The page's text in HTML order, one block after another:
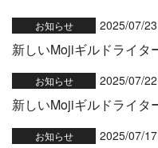
お知らせ 2025/07/23
新しいMojiギルドライタ
お知らせ 2025/07/22
新しいMojiギルドライタ
お知らせ 2025/07/17